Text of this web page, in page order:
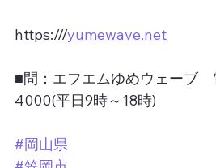
https:///yumewave.net
■問：エフエムゆめウェーブ
4000(平日9時～18時)
#岡山県